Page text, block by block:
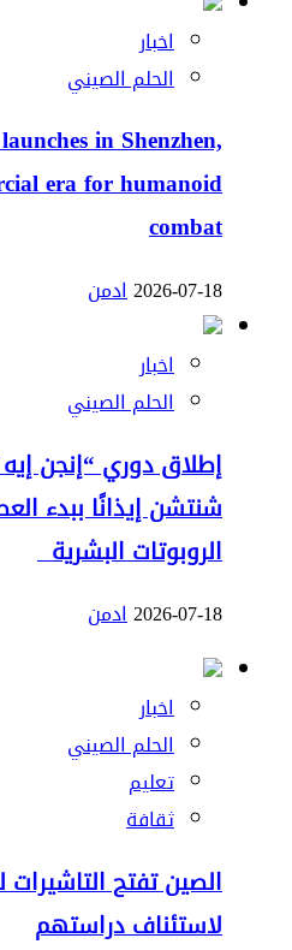
اخبار
الحلم الصيني
in Shenzhen,
era for humanoid
combat
2026-07-18ادمن
اخبار
الحلم الصيني
إطلاق دوري “إنجن
شنتشن إيذانًا ببدء
الروبوتات البشرية
2026-07-18ادمن
اخبار
الحلم الصيني
تعليم
ثقافة
الصين تفتح التاشيرات
لاستئناف دراستهم